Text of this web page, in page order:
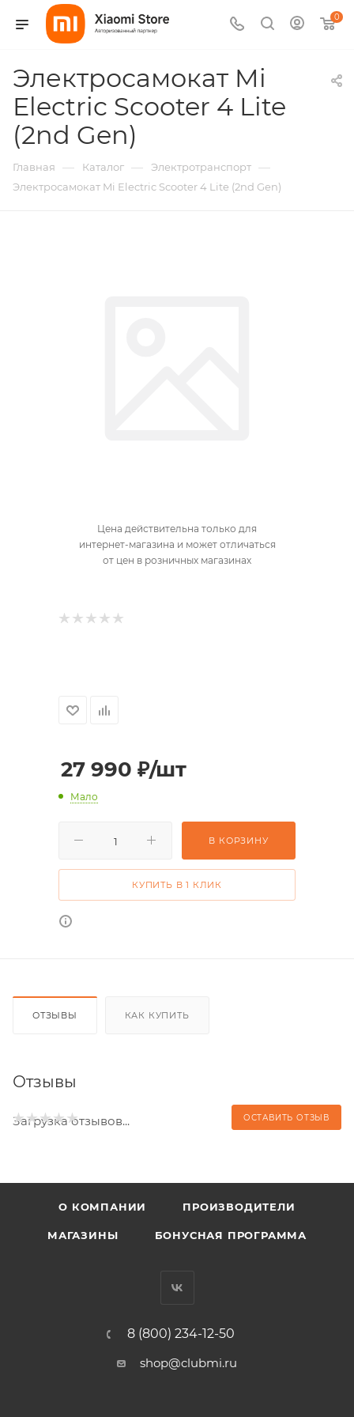
0
Электросамокат Mi
Electric Scooter 4 Lite
(2nd Gen)
Главная — Каталог — Электротранспорт —
Электросамокат Mi Electric Scooter 4 Lite (2nd Gen)
Цена действительна только для
интернет-магазина и может отличаться
от цен в розничных магазинах
27 990 ₽/шт
Мало
В КОРЗИНУ
КУПИТЬ В 1 КЛИК
ОТЗЫВЫ КАК КУПИТЬ
Отзывы
ОСТАВИТЬ ОТЗЫВ
Загрузка отзывов...
О КОМПАНИИ ПРОИЗВОДИТЕЛИ
МАГАЗИНЫ БОНУСНАЯ ПРОГРАММА
8 (800) 234-12-50
shop@clubmi.ru